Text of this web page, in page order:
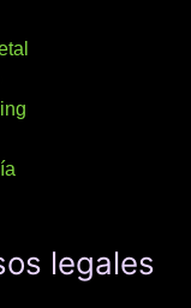
legales